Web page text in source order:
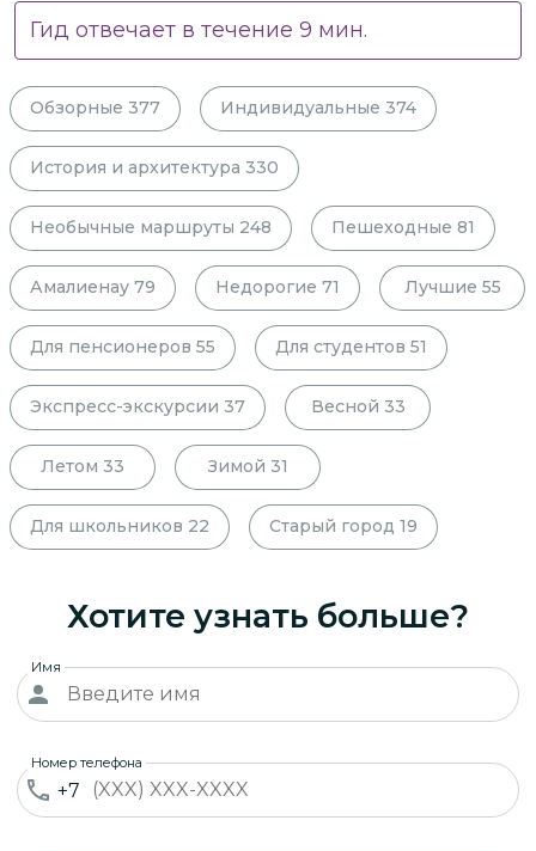
Гид отвечает в течение 9 мин.
Обзорные 377 Индивидуальные 374
История и архитектура 330
Необычные маршруты 248 Пешеходные 81
Амалиенау 79 Недорогие 71 Лучшие 55
Для пенсионеров 55 Для студентов 51
Экспресс-экскурсии 37 Весной 33
Летом 33 Зимой 31
Для школьников 22 Старый город 19
Хотите узнать больше?
Имя
+7
Номер телефона